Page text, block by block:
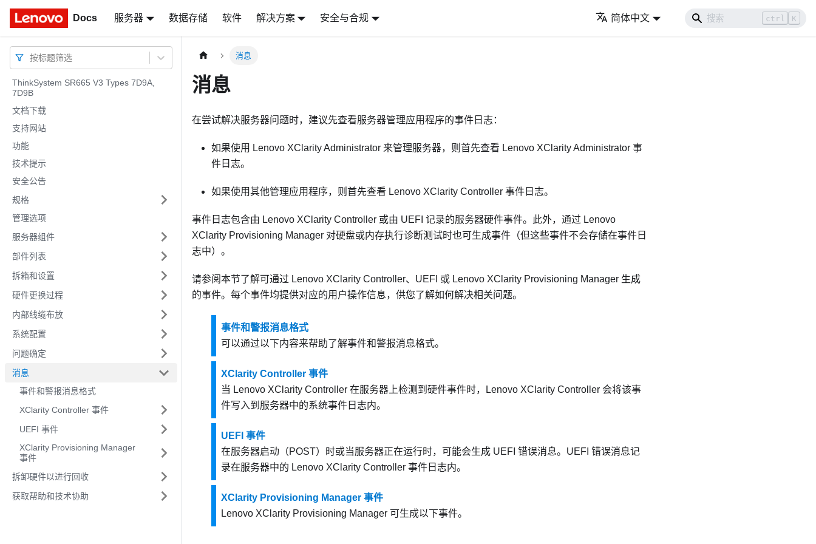
Docs 服务器 数据存储 软件 解决方案 安全与合规 简体中文 ctrl K
Docs
按标题筛选
ThinkSystem SR665 V3 Types 7D9A,
7D9B
文档下载
支持网站
功能
技术提示
安全公告
规格
管理选项
服务器组件
部件列表
拆箱和设置
硬件更换过程
内部线缆布放
系统配置
问题确定
消息
事件和警报消息格式
XClarity Controller 事件
UEFI 事件
XClarity Provisioning Manager
事件
拆卸硬件以进行回收
获取帮助和技术协助
消息
消息
在尝试解决服务器问题时，建议先查看服务器管理应用程序的事件日志：
如果使用 Lenovo XClarity Administrator 来管理服务器，则首先查看 Lenovo XClarity Administrator 事
件日志。
如果使用其他管理应用程序，则首先查看 Lenovo XClarity Controller 事件日志。
事件日志包含由 Lenovo XClarity Controller 或由 UEFI 记录的服务器硬件事件。此外，通过 Lenovo
XClarity Provisioning Manager 对硬盘或内存执行诊断测试时也可生成事件（但这些事件不会存储在事件日
志中）。
请参阅本节了解可通过 Lenovo XClarity Controller、UEFI 或 Lenovo XClarity Provisioning Manager 生成
的事件。每个事件均提供对应的用户操作信息，供您了解如何解决相关问题。
事件和警报消息格式
可以通过以下内容来帮助了解事件和警报消息格式。
XClarity Controller 事件
当 Lenovo XClarity Controller 在服务器上检测到硬件事件时， Lenovo XClarity Controller 会将该事
件写入到服务器中的系统事件日志内。
UEFI 事件
在服务器启动（POST）时或当服务器正在运行时，可能会生成 UEFI 错误消息。UEFI 错误消息记
录在服务器中的 Lenovo XClarity Controller 事件日志内。
XClarity Provisioning Manager 事件
Lenovo XClarity Provisioning Manager 可生成以下事件。